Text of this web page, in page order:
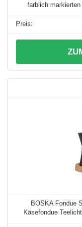
farblich
BOSKA Fondue
Käsefondue